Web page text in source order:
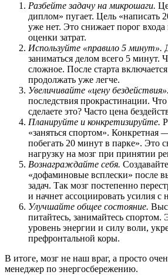
Разбейте задачу на микрошаги.
диплом» пугает. Цель «написать
уже нет. Это снижает порог
оценки затрат.
Используйте «правило 5 минут».
заниматься делом всего 5 минут.
сложное. После старта
продолжать уже легче.
Увеличивайте «цену бездействия».
последствия прокрастинации.
сделаете это? Часто цена
Планируйте и конкретизируйте.
«заняться спортом». Конкретная
побегать 20 минут в парке». Это
нагрузку на мозг при принятии
Вознаграждайте себя.
«дофаминовые всплески» после
задач. Так мозг постепенно
и начнет ассоциировать усилия с
Улучшайте общее состояние.
питайтесь, занимайтесь
уровень энергии и силу воли,
префронтальной коры.
В итоге, мозг не наш враг, а просто
менеджер по энергосбережению.